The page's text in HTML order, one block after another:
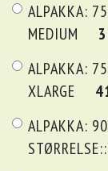
ALPAKKA:
MEDIUM
ALPAKKA:
XLARGE
ALPAKKA:
STØRRELSE::